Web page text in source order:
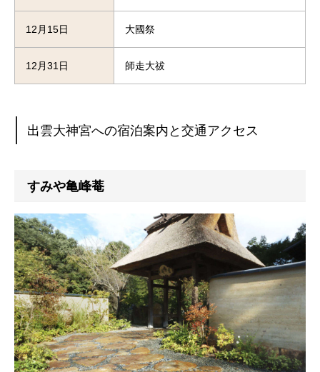
12月15日 大國祭
12月31日 師走大祓
出雲大神宮への宿泊案内と交通アクセス
すみや亀峰菴